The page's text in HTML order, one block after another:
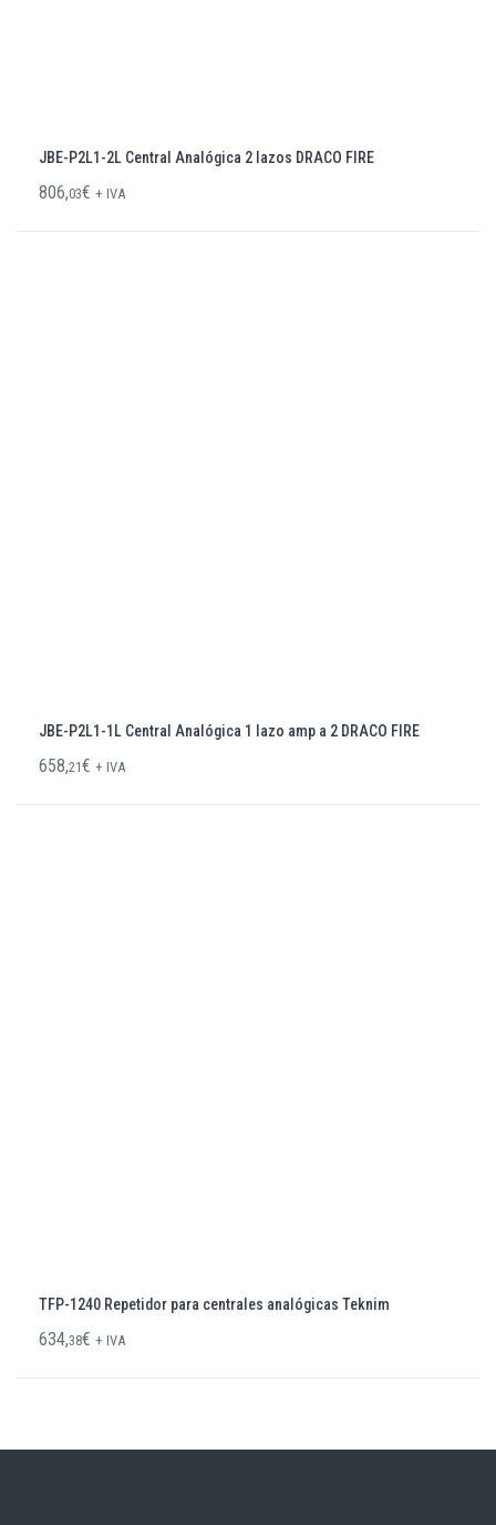
JBE-P2L1-2L Central Analógica 2 lazos DRACO FIRE
806,03€ + IVA
JBE-P2L1-1L Central Analógica 1 lazo amp a 2 DRACO FIRE
658,21€ + IVA
TFP-1240 Repetidor para centrales analógicas Teknim
634,38€ + IVA